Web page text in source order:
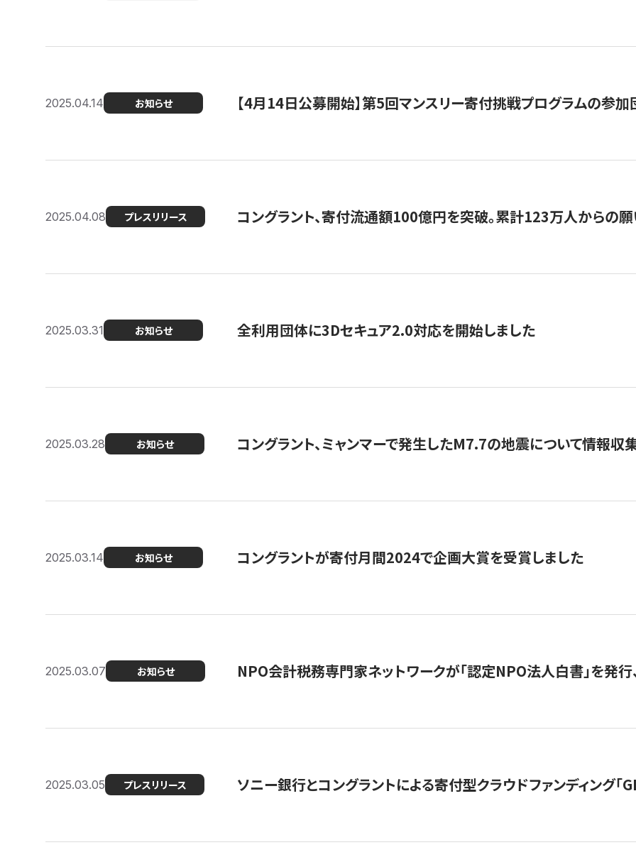
2025.04.14 お知らせ 【4月14日公募開始】第5回マンスリー寄付挑戦プログラムの参
2025.04.08 プレスリリース コングラント、寄付流通額100億円を突破。累計123万人からの
2025.03.31 お知らせ 全利用団体に3Dセキュア2.0対応を開始しました
2025.03.28 お知らせ コングラント、ミャンマーで発生したM7.7の地震について情報収
2025.03.14 お知らせ コングラントが寄付月間2024で企画大賞を受賞しました
2025.03.07 お知らせ NPO会計税務専門家ネットワークが「認定NPO法人白書」を発
2025.03.05 プレスリリース ソニー銀行とコングラントによる寄付型クラウドファンディング